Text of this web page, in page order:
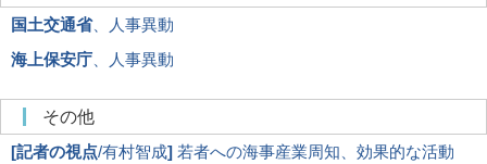
国土交通省、人事異動
海上保安庁 、人事異動
その他
[記者の視点/有村智成] 若者への海事産業周知、効果的な活動